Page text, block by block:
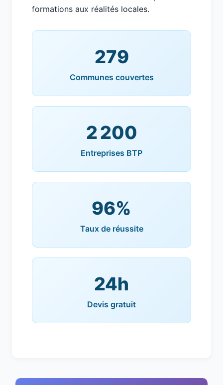
formations aux réalités locales.
279
Communes couvertes
2 200
Entreprises BTP
96%
Taux de réussite
24h
Devis gratuit